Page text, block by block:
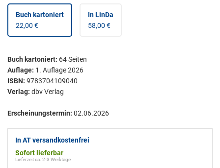
Buch kartoniert
22,00 €
In LinDa
58,00 €
Buch kartoniert: 64Seiten
Auflage: 1. Auflage 2026
ISBN: 9783704109040
Verlag: dbv Verlag
Erscheinungstermin: 02.06.2026
In AT versandkostenfrei
Sofort lieferbar
Lieferzeit ca. 2-3 Werktage